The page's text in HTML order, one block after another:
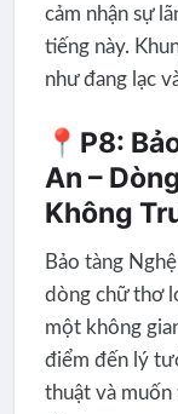
cảm nhận sự
tiếng này.
như đang lạc
📍P8:
An –
Không
Bảo tàng
dòng chữ thơ
một không
điểm đến lý
thuật và